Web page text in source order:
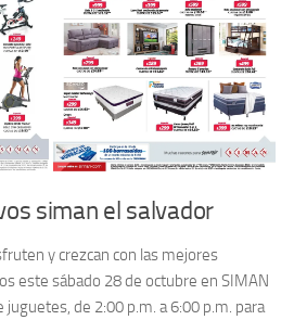
siman el salvador
y crezcan con las mejores
este sábado 28 de octubre en SIMAN
de 2:00 p.m. a 6:00 p.m. para